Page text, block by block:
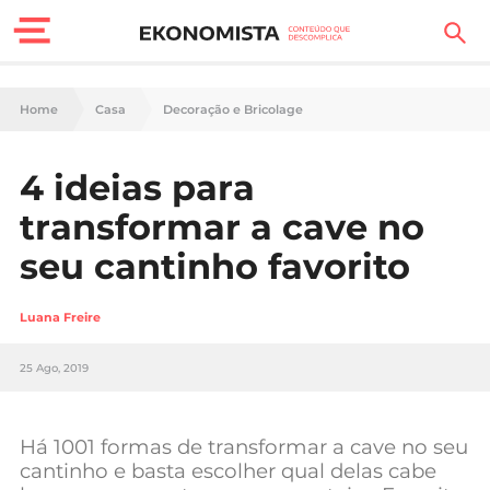
Finanças Pessoais
Carreira
Casa
Lifestyle
Sociedade
Negócios
Home Casa Decoração e Bricolage
4 ideias para
transformar a cave no
seu cantinho favorito
Luana Freire
25 Ago, 2019
Há 1001 formas de transformar a cave no seu
cantinho e basta escolher qual delas cabe